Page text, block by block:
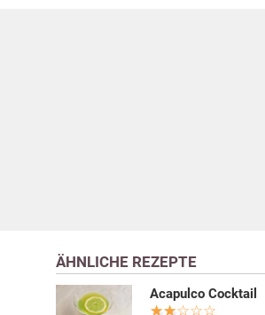
ÄHNLICHE REZEPTE
Acapulco Cocktail